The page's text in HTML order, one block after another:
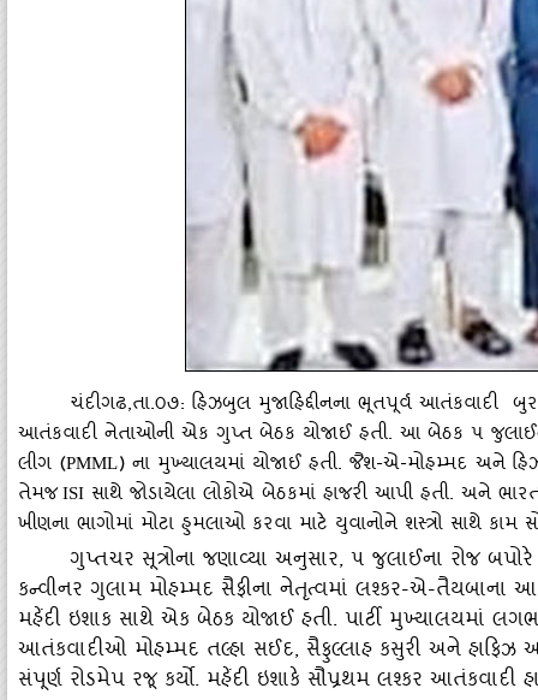
ચંદીગઢ,તા.૦૭: હિઝબુલ મુજાહિદ્દીનના ભૂતપૂર્વ આતંકવાદી
આતંકવાદી નેતાઓની એક ગુપ્ત બેઠક યોજાઈ હતી. આ બેઠક ૫
લીગ (PMML) ના મુખ્‍યાલયમાં યોજાઈ હતી. જૈશ-એ-મોહમ્‍મદ અને
તેમજISI સાથે જોડાયેલા લોકોએ બેઠકમાં હાજરી આપી હતી. અને
ખીણના ભાગોમાં મોટા હુમલાઓ કરવા માટે યુવાનોને શસ્‍ત્રો સાથે કામ
ગુપ્તચર સૂત્રોના જણાવ્‍યા અનુસાર, ૫ જુલાઈના રોજ બપોરે
કન્‍વીનર ગુલામ મોહમ્‍મદ સૈફીના નેતૃત્‍વમાં લશ્‍કર-એ-તૈયબાના
મહેંદી ઇશાક સાથે એક બેઠક યોજાઈ હતી. પાર્ટી મુખ્‍યાલયમાં
આતંકવાદીઓ મોહમ્‍મદ તલ્‍હા સઈદ, સૈફુલ્‍લાહ કસુરી અને હાફિઝ
સંપૂર્ણ રોડમેપ રજૂ કર્યો. મહેંદી ઇશાકે સૌપ્રથમ લશ્‍કર આતંકવાદી